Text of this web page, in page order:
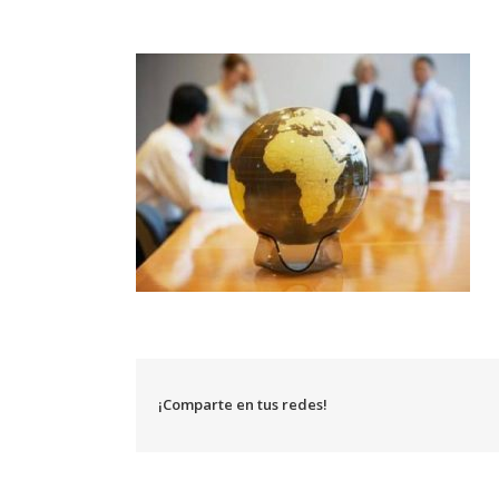
¡Comparte en tus redes!